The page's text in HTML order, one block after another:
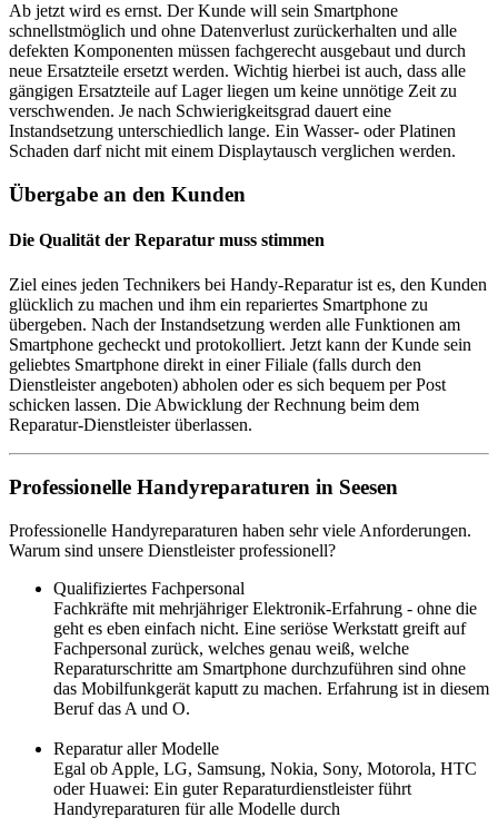
Ab jetzt wird es ernst. Der Kunde will sein Smartphone
schnellstmöglich und ohne Datenverlust zurückerhalten und alle
defekten Komponenten müssen fachgerecht ausgebaut und durch
neue Ersatzteile ersetzt werden. Wichtig hierbei ist auch, dass alle
gängigen Ersatzteile auf Lager liegen um keine unnötige Zeit zu
verschwenden. Je nach Schwierigkeitsgrad dauert eine
Instandsetzung unterschiedlich lange. Ein Wasser- oder Platinen
Schaden darf nicht mit einem Displaytausch verglichen werden.
Übergabe an den Kunden
Die Qualität der Reparatur muss stimmen
Ziel eines jeden Technikers bei Handy-Reparatur ist es, den Kunden
glücklich zu machen und ihm ein repariertes Smartphone zu
übergeben. Nach der Instandsetzung werden alle Funktionen am
Smartphone gecheckt und protokolliert. Jetzt kann der Kunde sein
geliebtes Smartphone direkt in einer Filiale (falls durch den
Dienstleister angeboten) abholen oder es sich bequem per Post
schicken lassen. Die Abwicklung der Rechnung beim dem
Reparatur-Dienstleister überlassen.
Professionelle Handyreparaturen in Seesen
Professionelle Handyreparaturen haben sehr viele Anforderungen.
Warum sind unsere Dienstleister professionell?
Qualifiziertes Fachpersonal
Fachkräfte mit mehrjähriger Elektronik-Erfahrung - ohne die
geht es eben einfach nicht. Eine seriöse Werkstatt greift auf
Fachpersonal zurück, welches genau weiß, welche
Reparaturschritte am Smartphone durchzuführen sind ohne
das Mobilfunkgerät kaputt zu machen. Erfahrung ist in diesem
Beruf das A und O.
Reparatur aller Modelle
Egal ob Apple, LG, Samsung, Nokia, Sony, Motorola, HTC
oder Huawei: Ein guter Reparaturdienstleister führt
Handyreparaturen für alle Modelle durch